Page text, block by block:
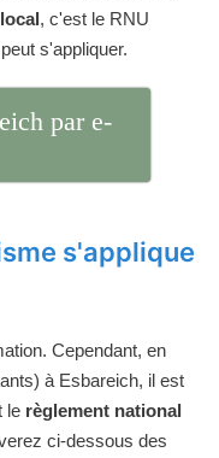
, c'est le RNU
s'appliquer.
par e-
s'applique
Cependant, en
à Esbareich, il est
le règlement national
ci-dessous des